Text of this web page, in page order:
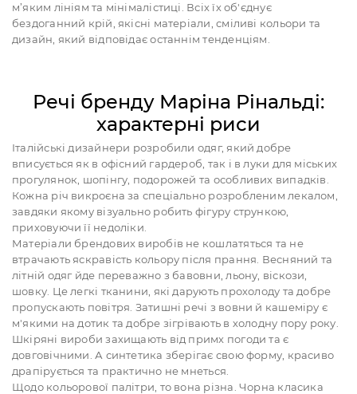
м’яким лініям та мінімалістиці. Всіх їх об'єднує
бездоганний крій, якісні матеріали, сміливі кольори та
дизайн, який відповідає останнім тенденціям.
Речі бренду Маріна Рінальді:
характерні риси
Італійські дизайнери розробили одяг, який добре
вписується як в офісний гардероб, так і в луки для міських
прогулянок, шопінгу, подорожей та особливих випадків.
Кожна річ викроєна за спеціально розробленим лекалом,
завдяки якому візуально робить фігуру стрункою,
приховуючи її недоліки.
Матеріали брендових виробів не кошлатяться та не
втрачають яскравість кольору після прання. Весняний та
літній одяг йде переважно з бавовни, льону, віскози,
шовку. Це легкі тканини, які дарують прохолоду та добре
пропускають повітря. Затишні речі з вовни й кашеміру є
м'якими на дотик та добре зігрівають в холодну пору року.
Шкіряні вироби захищають від примх погоди та є
довговічними. А синтетика зберігає свою форму, красиво
драпірується та практично не мнеться.
Щодо кольорової палітри, то вона різна. Чорна класика